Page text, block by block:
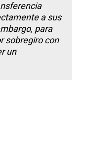
a sus
para
sobregiro con
un